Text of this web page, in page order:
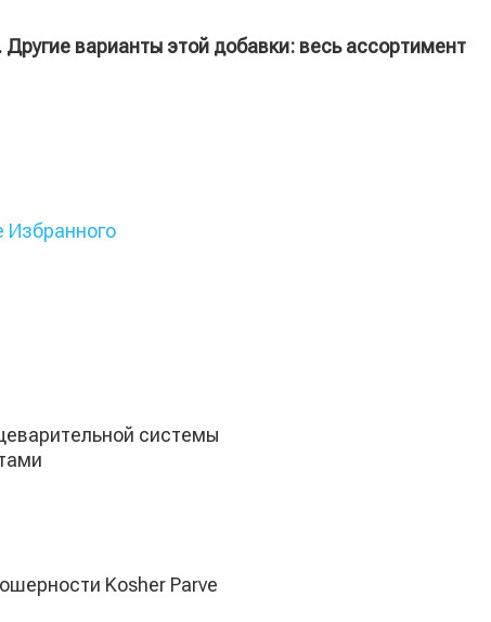
варианты этой добавки: весь ассортимент
Избранного
системы
Kosher Parve